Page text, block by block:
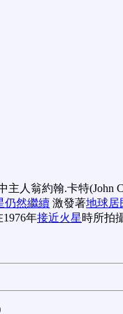
主人翁約翰.卡特(John
仍然繼續 激發著地球居
1976年接近火星時所拍